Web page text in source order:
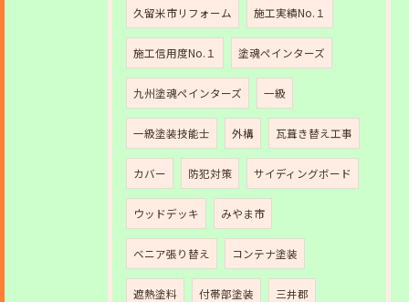
久留米市リフォーム 施工実績No.１
施工信用度No.１ 塗魂ペインターズ
九州塗魂ペインターズ 一級
一級塗装技能士 外構 瓦葺き替え工事
カバー 防犯対策 サイディングボード
ウッドデッキ みやま市
ベニア張り替え コンテナ塗装
遮熱塗料 付帯部塗装 三井郡